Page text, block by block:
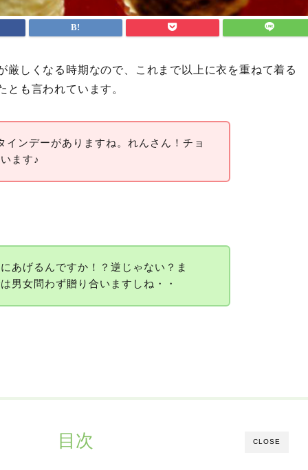
厳しくなる時期なので、これまで以上に衣を重ねて着る
とも言われています。
インデーがありますね。れんさん！チョ
ます♪
あげるんですか！？逆じゃない？ま
男女問わず贈り合いますしね・・
CLOSE
目次